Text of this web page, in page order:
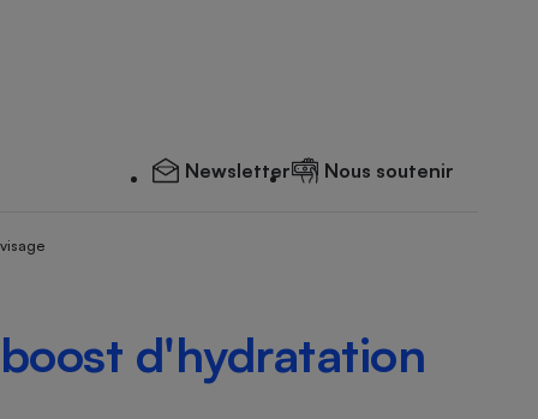
Newsletter Nous soutenir
d'hydratation